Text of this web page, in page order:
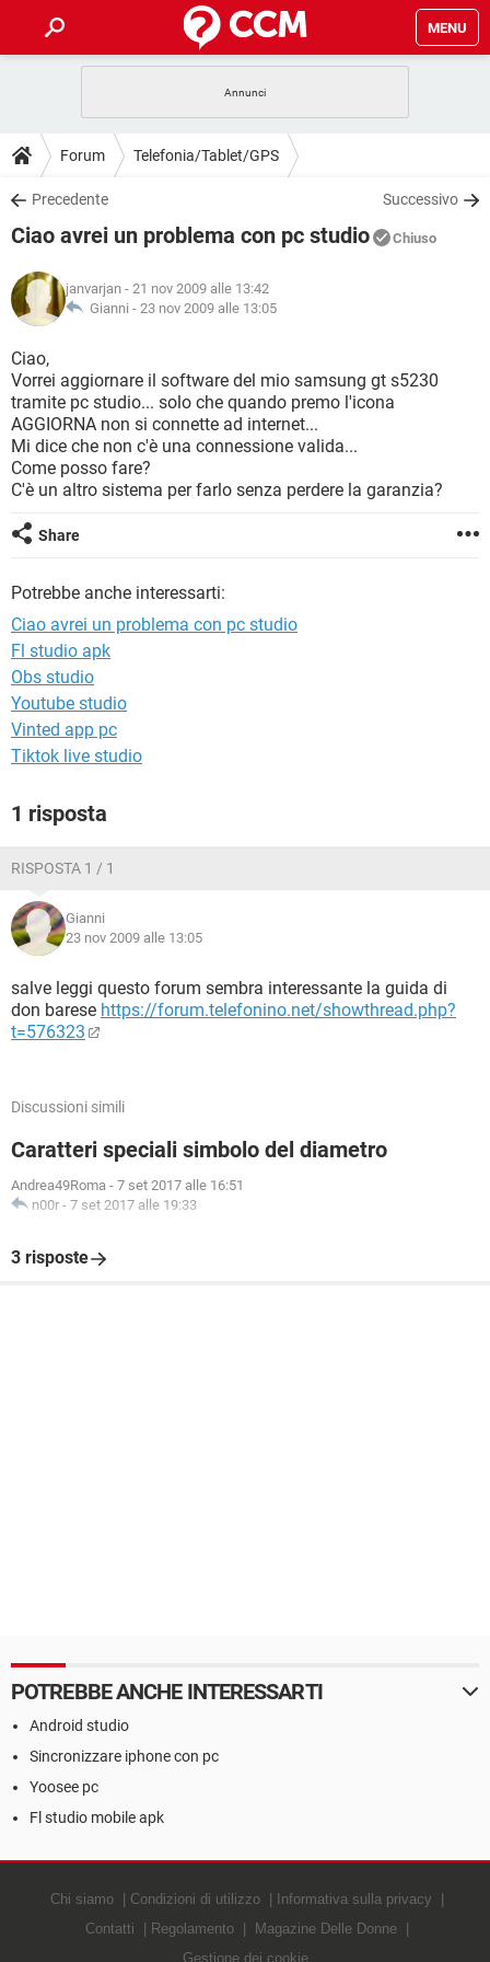
MENU
INTRATTENIMENTO ANDROID
iOS
INSTAGRAM WHATSAPP
TIKTOK
HARDWARE
GUIDE
COVID-19 GAMING
INSTAGRAM WHATSAPP
TIKTOK
HARDWARE
DOWNLOAD
COVID-19 GAMING
INTRATTENIMENTO
iOS WINDOWS 10
INSTAGRAM
TIKTOK FACEBOOK
HARDWARE
COVID-19 GAMING
INTRATTENIMENTO
iOS
INSTAGRAM WHATSAPP
TIKTOK FACEBOOK
HARDWARE
GLOSSARIO
COVID-19
INTRATTENIMENTO ANDROID
iOS WINDOWS 10
TIKTOK FACEBOOK
HARDWARE
Forum Telefonia/Tablet/GPS
Precedente Successivo
Ciao avrei un problema con pc studio Chiuso
janvarjan - 21 nov 2009 alle 13:42
Gianni - 23 nov 2009 alle 13:05
Ciao,
Vorrei aggiornare il software del mio samsung gt s5230
tramite pc studio... solo che quando premo l'icona
AGGIORNA non si connette ad internet...
Mi dice che non c'è una connessione valida...
Come posso fare?
C'è un altro sistema per farlo senza perdere la garanzia?
Share
Potrebbe anche interessarti:
Ciao avrei un problema con pc studio
Fl studio apk
Obs studio
Youtube studio
Vinted app pc
Tiktok live studio
1 risposta
RISPOSTA 1 / 1
Gianni
23 nov 2009 alle 13:05
salve leggi questo forum sembra interessante la guida di
don barese https://forum.telefonino.net/showthread.php?
t=576323
Discussioni simili
Caratteri speciali simbolo del diametro
Andrea49Roma - 7 set 2017 alle 16:51
n00r - 7 set 2017 alle 19:33
3 risposte
POTREBBE ANCHE INTERESSARTI
Android studio
Sincronizzare iphone con pc
Yoosee pc
Fl studio mobile apk
Chi siamo Condizioni di utilizzo
Informativa sulla privacy
Contatti
Regolamento
Magazine Delle Donne
Gestione dei cookie